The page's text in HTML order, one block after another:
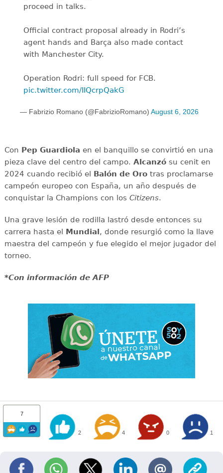
proceed in talks.
Official contract proposal already in Rodri’s
agent hands and Barça also made contact
with Manchester City.
Operation Rodri: full speed for FCB.
pic.twitter.com/IIQcrpQakG
— Fabrizio Romano (@FabrizioRomano) August 6, 2026
Con Pep Guardiola en el banquillo se convirtió en una
pieza clave del centro del campo. Alcanzósu cenit en
2024 cuando recibió el
Balón de Orotras proclamarse
campeón europeo con España, un año después de
conquistar la Champions con los Citizens.
Una grave lesión de rodilla lastró desde entonces su
carrera hasta el
Mundial , donde resurgió como la llave
maestra del campeón y fue elegido el mejor jugador del
torneo.
*Con información de AFP
7
2 4 0 1